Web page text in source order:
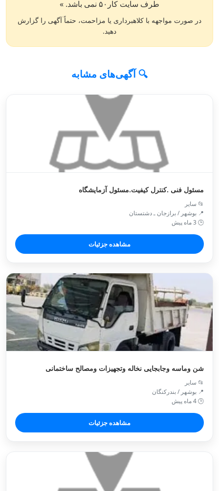
طرف سایت کار۵۰ نمی باشد. »
در صورت مواجهه با کلاهبرداری یا مزاحمت، حتماً آگهی را گزارش
دهید.
🔍 آگهی‌های مشابه
مسئول فنی .کنترل کیفیت.مسئول آزمایشگاه
📂 سایر
📍 بوشهر / برازجان ـ دشتستان
🕒 3 ماه پیش
مشاهده جزئیات
شن وماسه وجابجایی نخاله وتجهیزات ومصالح ساختمانی
📂 سایر
📍 بوشهر / بندركنگان
🕒 4 ماه پیش
مشاهده جزئیات